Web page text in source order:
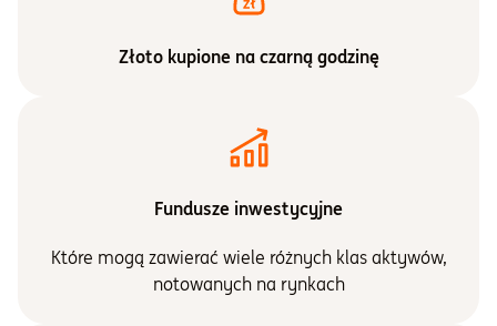
Złoto kupione na czarną godzinę
Fundusze inwestycyjne
Które mogą zawierać wiele różnych klas aktywów,
notowanych na rynkach